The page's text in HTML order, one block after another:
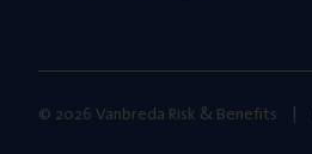
© 2026 Vanbreda Risk & Benefits